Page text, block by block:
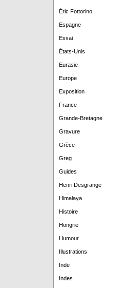
Éric Fottorino
Espagne
Essai
États-Unis
Eurasie
Europe
Exposition
France
Grande-Bretagne
Gravure
Grèce
Greg
Guides
Henri Desgrange
Himalaya
Histoire
Hongrie
Humour
Illustrations
Inde
Indes